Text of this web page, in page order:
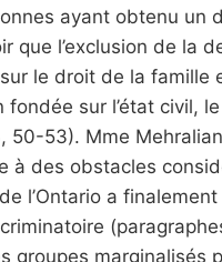
ayant obtenu un
que l’exclusion de la
le droit de la famille
sur l’état civil,
50-53). Mme
à des obstacles
l’Ontario a
groupes marginalisés